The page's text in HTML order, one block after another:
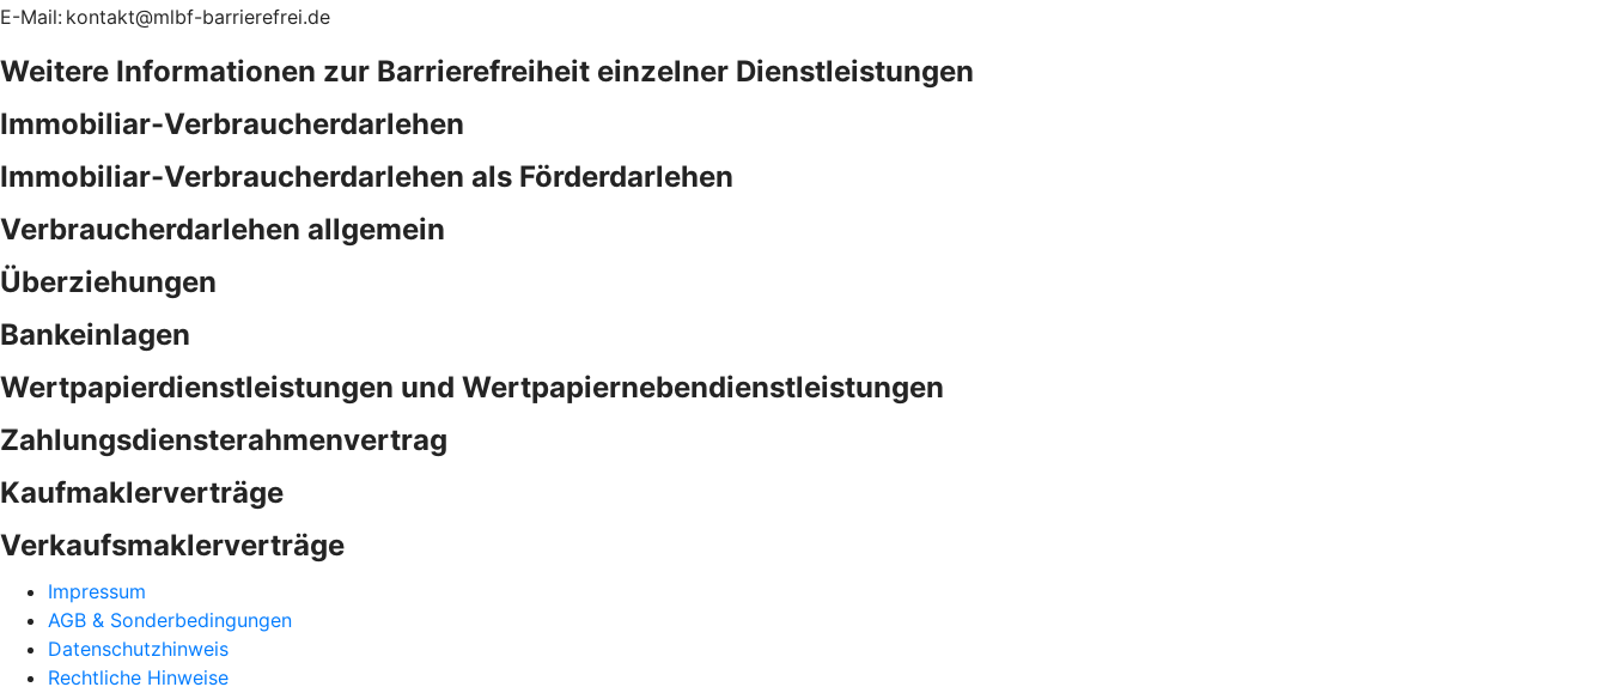
E-Mail: kontakt@mlbf-barrierefrei.de
Weitere Informationen zur Barrierefreiheit einzelner Dienstleistungen
Immobiliar-Verbraucherdarlehen
Immobiliar-Verbraucherdarlehen als Förderdarlehen
Verbraucherdarlehen allgemein
Überziehungen
Bankeinlagen
Wertpapierdienstleistungen und Wertpapiernebendienstleistungen
Zahlungsdiensterahmenvertrag
Kaufmaklerverträge
Verkaufsmaklerverträge
Impressum
AGB & Sonderbedingungen
Datenschutzhinweis
Rechtliche Hinweise